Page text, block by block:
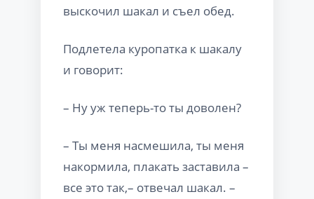
выскочил шакал и съел обед.
Подлетела куропатка к шакалу
и говорит:
– Ну уж теперь-то ты доволен?
– Ты меня насмешила, ты меня
накормила, плакать заставила –
все это так,– отвечал шакал. –